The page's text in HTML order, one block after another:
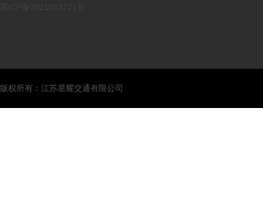
版权所有：江苏星耀交通有限公司